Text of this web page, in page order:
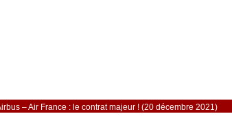
– Air France : le contrat majeur ! (20 décembre 2021)